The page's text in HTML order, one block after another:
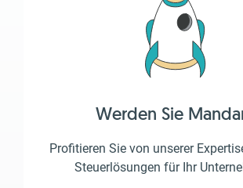
Werden Sie
Profitieren Sie von unserer
Steuerlösungen für Ihr